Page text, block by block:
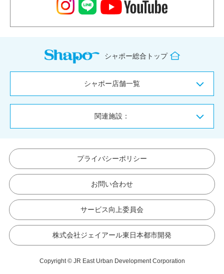
シャポー総合トップ
シャポー店舗一覧
関連施設：
プライバシーポリシー
お問い合わせ
サービス向上委員会
株式会社ジェイアール東日本都市開発
Copyright © JR East Urban Development Corporation